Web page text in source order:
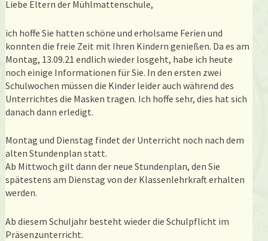
Liebe Eltern der Mühlmattenschule,
ich hoffe Sie hatten schöne und erholsame Ferien und
konnten die freie Zeit mit Ihren Kindern genießen. Da es am
Montag, 13.09.21 endlich wieder losgeht, habe ich heute
noch einige Informationen für Sie. In den ersten zwei
Schulwochen müssen die Kinder leider auch während des
Unterrichtes die Masken tragen. Ich hoffe sehr, dies hat sich
danach dann erledigt.
Montag und Dienstag findet der Unterricht noch nach dem
alten Stundenplan statt.
Ab Mittwoch gilt dann der neue Stundenplan, den Sie
spätestens am Dienstag von der Klassenlehrkraft erhalten
werden.
Ab diesem Schuljahr besteht wieder die Schulpflicht im
Präsenzunterricht.